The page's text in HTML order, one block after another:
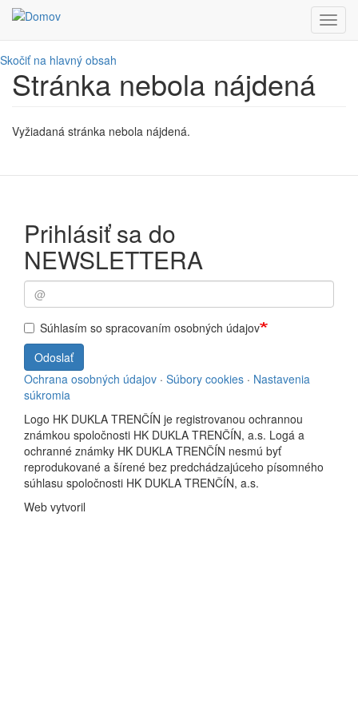
Skočiť na hlavný obsah
Stránka nebola nájdená
Vyžiadaná stránka nebola nájdená.
Prihlásiť sa do
NEWSLETTERA
Súhlasím so spracovaním osobných údajov
Odoslať
Ochrana osobných údajov · Súbory cookies · Nastavenia
súkromia
Logo HK DUKLA TRENČÍN je registrovanou ochrannou
známkou spoločnosti HK DUKLA TRENČÍN, a.s. Logá a
ochranné známky HK DUKLA TRENČÍN nesmú byť
reprodukované a šírené bez predchádzajúceho písomného
súhlasu spoločnosti HK DUKLA TRENČÍN, a.s.
Web vytvoril